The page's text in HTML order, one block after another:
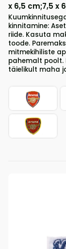
x 6,5 cm;7,5 x
kinnitamine:
riide. Kasuta
toode.
mitmekihiliste
pahemalt poolt.
täielikult maha